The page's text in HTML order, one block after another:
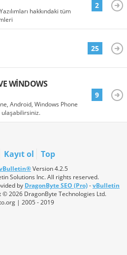
hakkındaki tüm
2
25
WINDOWS
Android, Windows Phone
ulaşabilirsiniz.
9
Kayıt ol Top
Version 4.2.5
Solutions Inc. All rights reserved.
by DragonByte SEO (Pro)-vBulletin
2026 DragonByte Technologies Ltd.
| 2005 - 2019